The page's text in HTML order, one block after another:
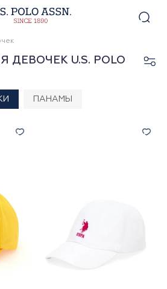
ДЕВОЧЕК U.S. POLO
ПАНАМЫ